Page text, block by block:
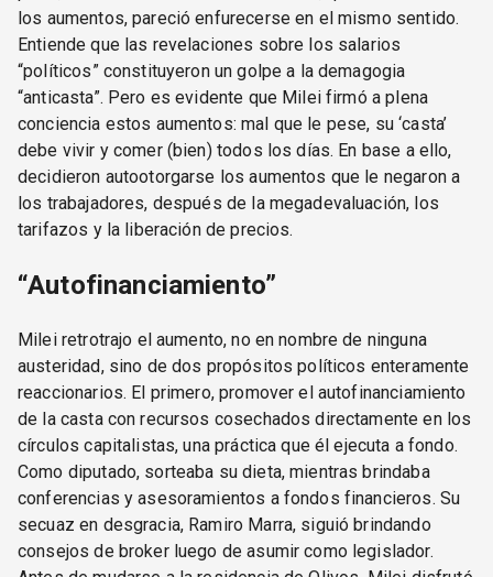
los aumentos, pareció enfurecerse en el mismo sentido.
Entiende que las revelaciones sobre los salarios
“políticos” constituyeron un golpe a la demagogia
“anticasta”. Pero es evidente que Milei firmó a plena
conciencia estos aumentos: mal que le pese, su ‘casta’
debe vivir y comer (bien) todos los días. En base a ello,
decidieron autootorgarse los aumentos que le negaron a
los trabajadores, después de la megadevaluación, los
tarifazos y la liberación de precios.
“Autofinanciamiento”
Milei retrotrajo el aumento, no en nombre de ninguna
austeridad, sino de dos propósitos políticos enteramente
reaccionarios. El primero, promover el autofinanciamiento
de la casta con recursos cosechados directamente en los
círculos capitalistas, una práctica que él ejecuta a fondo.
Como diputado, sorteaba su dieta, mientras brindaba
conferencias y asesoramientos a fondos financieros. Su
secuaz en desgracia, Ramiro Marra, siguió brindando
consejos de broker luego de asumir como legislador.